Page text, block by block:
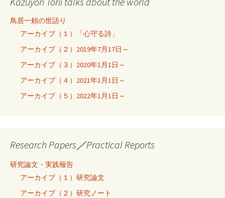
鳥居一頼の世語り
アーカイブ（１）「心守る詩」
アーカイブ（２）2019年7月17日～
アーカイブ（３）2020年1月1日～
アーカイブ（４）2021年1月1日～
アーカイブ（５）2022年1月1日～
Research Papers／Practical Reports
研究論文・実践報告
アーカイブ（１）研究論文
アーカイブ（２）研究ノート